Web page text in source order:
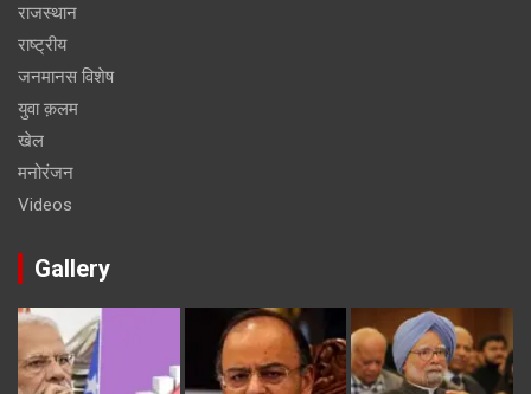
राजस्थान
राष्ट्रीय
जनमानस विशेष
युवा क़लम
खेल
मनोरंजन
Videos
Gallery